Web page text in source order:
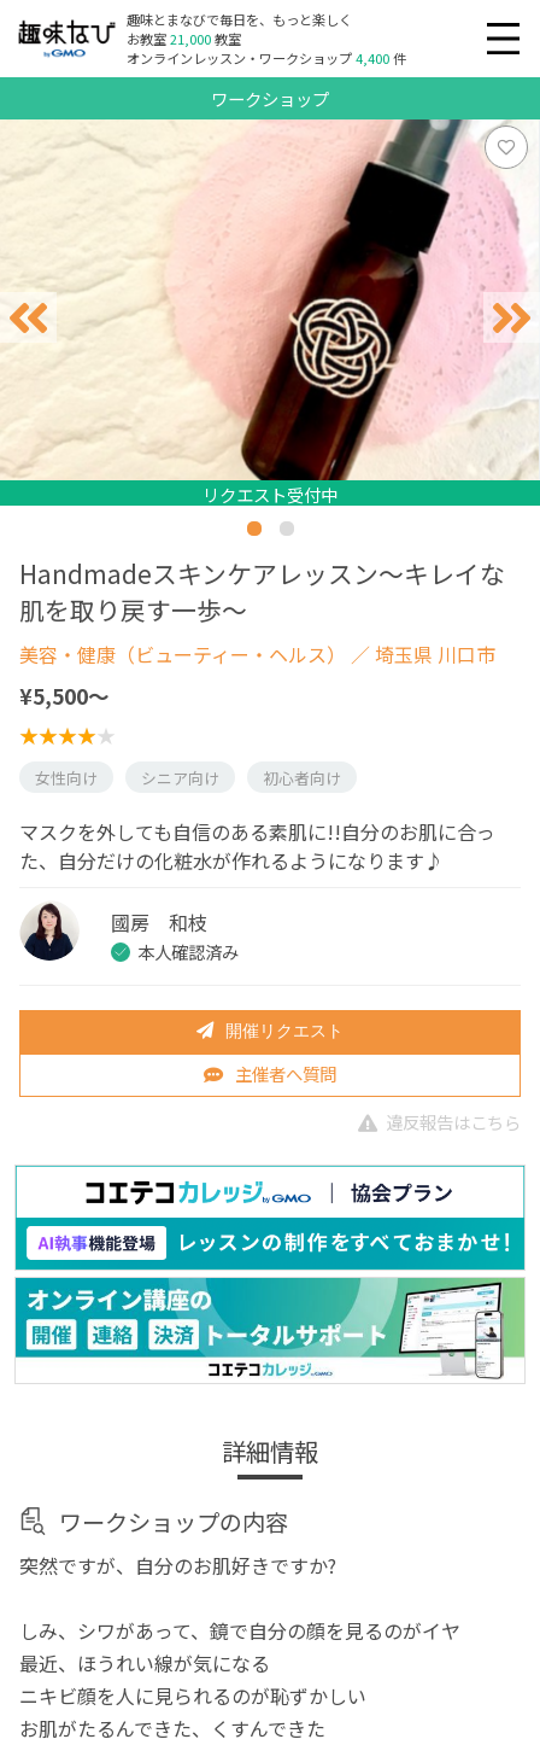
趣味とまなびで毎日を、もっと楽しく
お教室21,000教室
オンラインレッスン・ワークショップ4,400件
ワークショップ
リクエスト受付中
リクエスト受付中
リクエスト受付中
Handmadeスキンケアレッスン～キレイな
肌を取り戻す一歩～
美容・健康（ビューティー・ヘルス） ／ 埼玉県 川口市
¥5,500〜
女性向け シニア向け 初心者向け
マスクを外しても自信のある素肌に!!自分のお肌に合っ
た、自分だけの化粧水が作れるようになります♪
國房 和枝
本人確認済み
開催リクエスト
主催者へ質問
違反報告はこちら
詳細情報
ワークショップの内容
突然ですが、自分のお肌好きですか?
しみ、シワがあって、鏡で自分の顔を見るのがイヤ
最近、ほうれい線が気になる
ニキビ顔を人に見られるのが恥ずかしい
お肌がたるんできた、くすんできた